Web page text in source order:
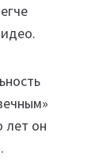
лет он